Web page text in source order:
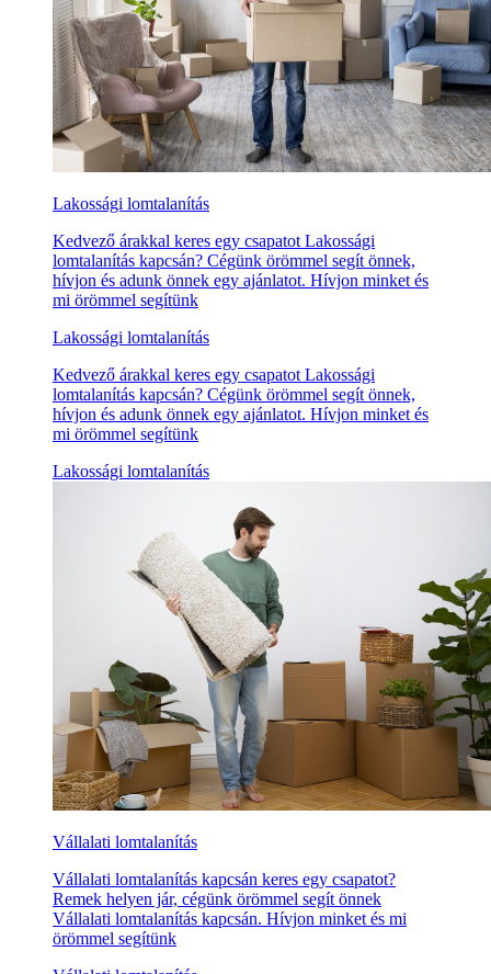
Lakossági lomtalanítás
Kedvező árakkal keres egy csapatot Lakossági
lomtalanítás kapcsán? Cégünk örömmel segít önnek,
hívjon és adunk önnek egy ajánlatot. Hívjon minket és
mi örömmel segítünk
Lakossági lomtalanítás
Kedvező árakkal keres egy csapatot Lakossági
lomtalanítás kapcsán? Cégünk örömmel segít önnek,
hívjon és adunk önnek egy ajánlatot. Hívjon minket és
mi örömmel segítünk
Lakossági lomtalanítás
Vállalati lomtalanítás
Vállalati lomtalanítás kapcsán keres egy csapatot?
Remek helyen jár, cégünk örömmel segít önnek
Vállalati lomtalanítás kapcsán. Hívjon minket és mi
örömmel segítünk